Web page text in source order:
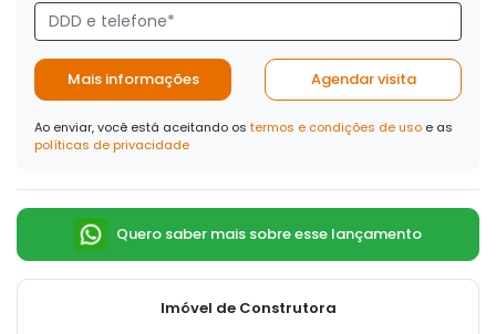
Mais informações Agendar visita
Ao enviar, você está aceitando os termos e condições de uso e as
políticas de privacidade
Quero saber mais sobre esse lançamento
Imóvel de Construtora